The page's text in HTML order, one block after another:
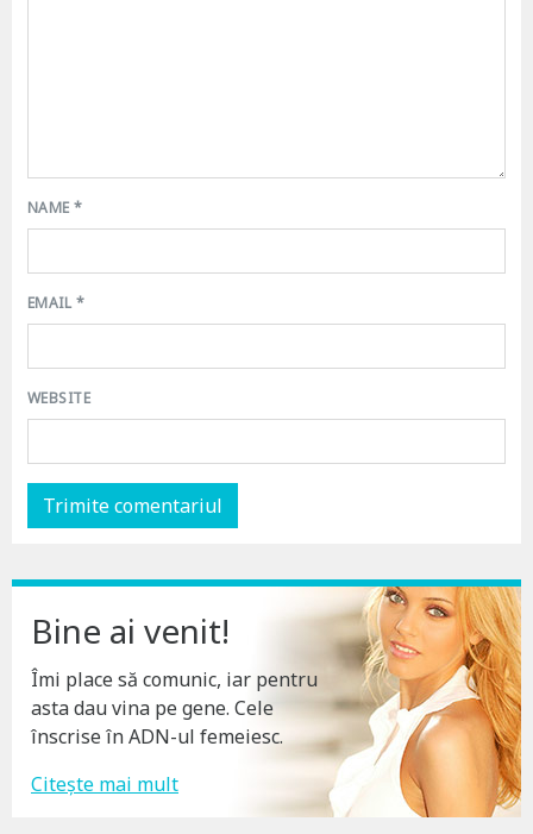
NAME*
EMAIL*
WEBSITE
Bine ai venit!
Îmi place să comunic, iar pentru
asta dau vina pe gene. Cele
înscrise în ADN-ul femeiesc.
Citește mai mult